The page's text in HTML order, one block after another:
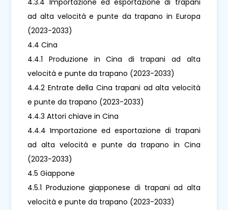
ad alta velocità e punte da trapano in Europa
(2023-2033)
4.4 Cina
4.4.1 Produzione in Cina di trapani ad alta
velocità e punte da trapano (2023-2033)
4.4.2 Entrate della Cina trapani ad alta velocità
e punte da trapano (2023-2033)
4.4.3 Attori chiave in Cina
4.4.4 Importazione ed esportazione di trapani
ad alta velocità e punte da trapano in Cina
(2023-2033)
4.5 Giappone
4.5.1 Produzione giapponese di trapani ad alta
velocità e punte da trapano (2023-2033)